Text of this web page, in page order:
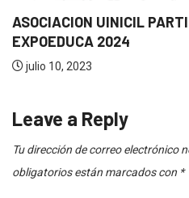
ASOCIACION UINICIL
EXPOEDUCA 2024
julio 10, 2023
Leave a Reply
Tu dirección de correo electrónico
obligatorios están marcados con *